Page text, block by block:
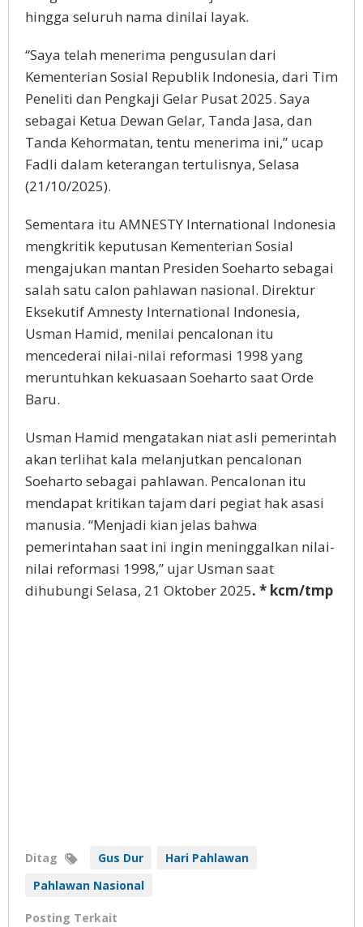
hingga seluruh nama dinilai layak.
“Saya telah menerima pengusulan dari
Kementerian Sosial Republik Indonesia, dari Tim
Peneliti dan Pengkaji Gelar Pusat 2025. Saya
sebagai Ketua Dewan Gelar, Tanda Jasa, dan
Tanda Kehormatan, tentu menerima ini,” ucap
Fadli dalam keterangan tertulisnya, Selasa
(21/10/2025).
Sementara itu AMNESTY International Indonesia
mengkritik keputusan Kementerian Sosial
mengajukan mantan Presiden Soeharto sebagai
salah satu calon pahlawan nasional. Direktur
Eksekutif Amnesty International Indonesia,
Usman Hamid, menilai pencalonan itu
mencederai nilai-nilai reformasi 1998 yang
meruntuhkan kekuasaan Soeharto saat Orde
Baru.
Usman Hamid mengatakan niat asli pemerintah
akan terlihat kala melanjutkan pencalonan
Soeharto sebagai pahlawan. Pencalonan itu
mendapat kritikan tajam dari pegiat hak asasi
manusia. “Menjadi kian jelas bahwa
pemerintahan saat ini ingin meninggalkan nilai-
nilai reformasi 1998,” ujar Usman saat
dihubungi Selasa, 21 Oktober 2025. * kcm/tmp
Ditag Gus Dur
Hari Pahlawan
Pahlawan Nasional
Posting Terkait